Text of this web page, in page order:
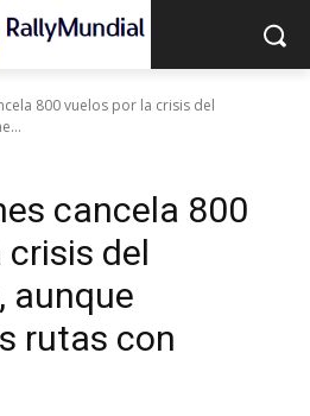
800 vuelos por la crisis del
cancela 800
crisis del
aunque
rutas con